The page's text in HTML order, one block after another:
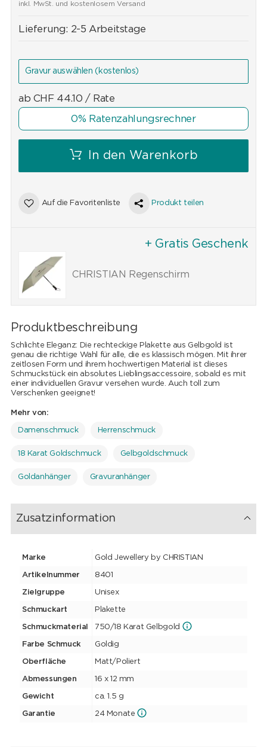
inkl. MwSt. und kostenlosem Versand
Lieferung: 2-5 Arbeitstage
Gravur auswählen(kostenlos)
ab CHF 44.10 / Rate
0% Ratenzahlungsrechner
In den Warenkorb
Auf die Favoritenliste Produkt teilen
+ Gratis Geschenk
CHRISTIAN Regenschirm
Produktbeschreibung
Schlichte Eleganz: Die rechteckige Plakette aus Gelbgold ist
genau die richtige Wahl für alle, die es klassisch mögen. Mit ihrer
zeitlosen Form und ihrem hochwertigen Material ist dieses
Schmuckstück ein absolutes Lieblingsaccessoire, sobald es mit
einer individuellen Gravur versehen wurde. Auch toll zum
Verschenken geeignet!
Mehr von:
Damenschmuck Herrenschmuck
18 Karat Goldschmuck Gelbgoldschmuck
Goldanhänger Gravuranhänger
Zusatzinformation
Marke Gold Jewellery by CHRISTIAN
Artikelnummer 8401
Zielgruppe Unisex
Schmuckart Plakette
Schmuckmaterial 750/18 Karat Gelbgold
Farbe Schmuck Goldig
Oberfläche Matt/Poliert
Abmessungen 16 x 12 mm
Gewicht ca. 1.5 g
Garantie 24 Monate